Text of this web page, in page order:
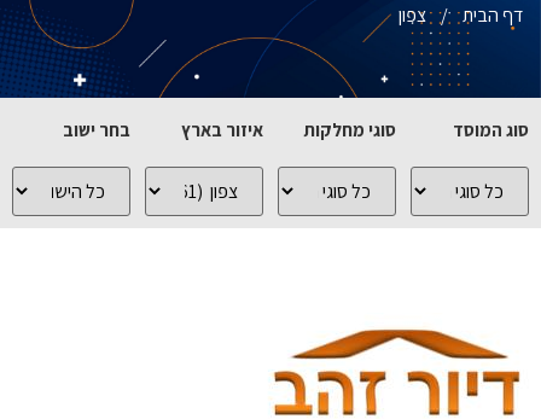
דף הבית/צפון
סוג המוסד
כל
סוגי
המוסדות
סוגי מחלקות
כל
סוגי
המחלקות
איזור בארץ
כל
האיזורים
בארץ
בחר ישוב
כל
הישובים